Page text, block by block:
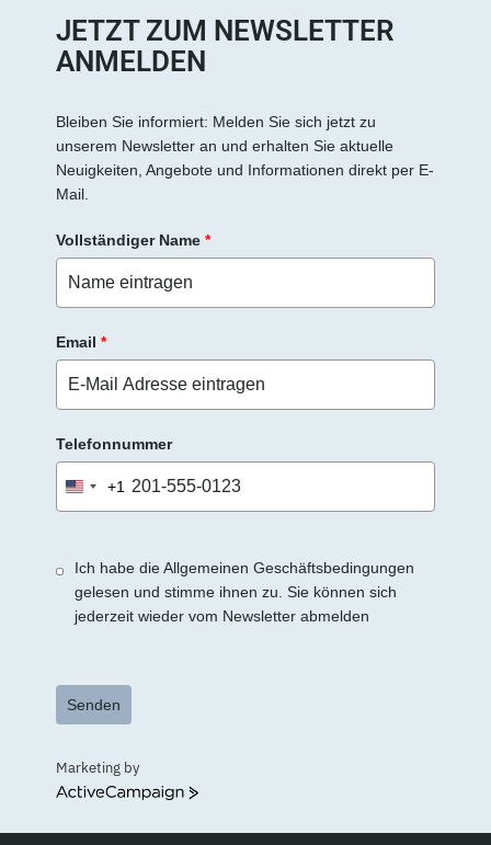
e
d
e
e
JETZT ZUM NEWSLETTER
ANMELDEN
Bleiben Sie informiert: Melden Sie sich jetzt zu
unserem Newsletter an und erhalten Sie aktuelle
Neuigkeiten, Angebote und Informationen direkt per E-
Mail.
Vollständiger Name *
Email *
Telefonnummer
United
States
+1
Ich habe die Allgemeinen Geschäftsbedingungen
gelesen und stimme ihnen zu. Sie können sich
jederzeit wieder vom Newsletter abmelden
Senden
Marketing by
ActiveCampaign